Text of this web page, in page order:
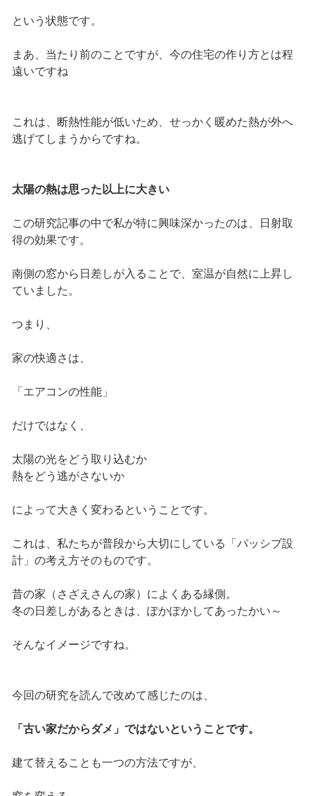
という状態です。
まあ、当たり前のことですが、今の住宅の作り方とは程
遠いですね
これは、断熱性能が低いため、せっかく暖めた熱が外へ
逃げてしまうからですね。
太陽の熱は思った以上に大きい
この研究記事の中で私が特に興味深かったのは、日射取
得の効果です。
南側の窓から日差しが入ることで、室温が自然に上昇し
ていました。
つまり、
家の快適さは、
「エアコンの性能」
だけではなく、
太陽の光をどう取り込むか
熱をどう逃がさないか
によって大きく変わるということです。
これは、私たちが普段から大切にしている「パッシブ設
計」の考え方そのものです。
昔の家（さざえさんの家）によくある縁側。
冬の日差しがあるときは、ぽかぽかしてあったかい～
そんなイメージですね。
今回の研究を読んで改めて感じたのは、
「古い家だからダメ」ではないということです。
建て替えることも一つの方法ですが、